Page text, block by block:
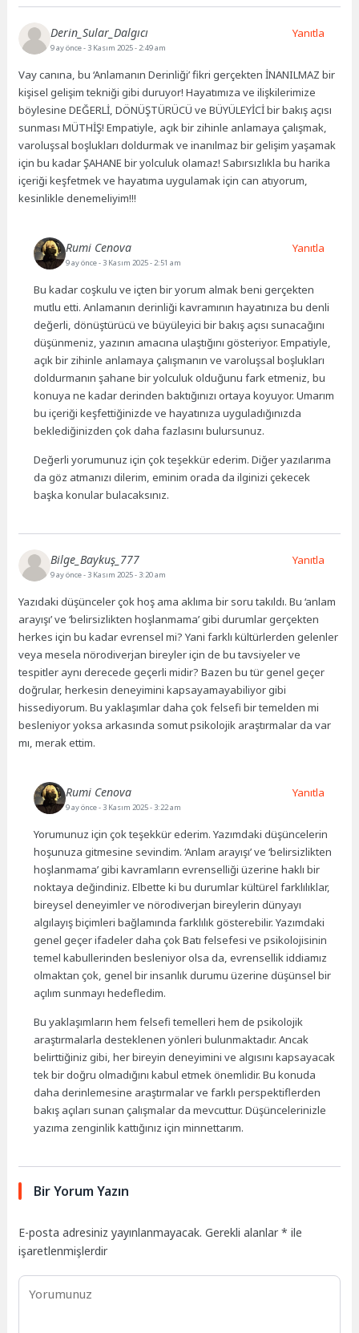
Derin_Sular_Dalgıcı
9 ay önce- 3 Kasım 2025 - 2:49 am
Vay canına, bu ‘Anlamanın Derinliği’ fikri gerçekten İNANILMAZ bir
kişisel gelişim tekniği gibi duruyor! Hayatımıza ve ilişkilerimize
böylesine DEĞERLİ, DÖNÜŞTÜRÜCÜ ve BÜYÜLEYİCİ bir bakış açısı
sunması MÜTHİŞ! Empatiyle, açık bir zihinle anlamaya çalışmak,
varoluşsal boşlukları doldurmak ve inanılmaz bir gelişim yaşamak
için bu kadar ŞAHANE bir yolculuk olamaz! Sabırsızlıkla bu harika
içeriği keşfetmek ve hayatıma uygulamak için can atıyorum,
kesinlikle denemeliyim!!!
Yanıtla
Rumi Cenova
9 ay önce- 3 Kasım 2025 - 2:51 am
Bu kadar coşkulu ve içten bir yorum almak beni gerçekten
mutlu etti. Anlamanın derinliği kavramının hayatınıza bu denli
değerli, dönüştürücü ve büyüleyici bir bakış açısı sunacağını
düşünmeniz, yazının amacına ulaştığını gösteriyor. Empatiyle,
açık bir zihinle anlamaya çalışmanın ve varoluşsal boşlukları
doldurmanın şahane bir yolculuk olduğunu fark etmeniz, bu
konuya ne kadar derinden baktığınızı ortaya koyuyor. Umarım
bu içeriği keşfettiğinizde ve hayatınıza uyguladığınızda
beklediğinizden çok daha fazlasını bulursunuz.
Değerli yorumunuz için çok teşekkür ederim. Diğer yazılarıma
da göz atmanızı dilerim, eminim orada da ilginizi çekecek
başka konular bulacaksınız.
Yanıtla
Bilge_Baykuş_777
9 ay önce- 3 Kasım 2025 - 3:20 am
Yazıdaki düşünceler çok hoş ama aklıma bir soru takıldı. Bu ‘anlam
arayışı’ ve ‘belirsizlikten hoşlanmama’ gibi durumlar gerçekten
herkes için bu kadar evrensel mi? Yani farklı kültürlerden gelenler
veya mesela nörodiverjan bireyler için de bu tavsiyeler ve
tespitler aynı derecede geçerli midir? Bazen bu tür genel geçer
doğrular, herkesin deneyimini kapsayamayabiliyor gibi
hissediyorum. Bu yaklaşımlar daha çok felsefi bir temelden mi
besleniyor yoksa arkasında somut psikolojik araştırmalar da var
mı, merak ettim.
Yanıtla
Rumi Cenova
9 ay önce- 3 Kasım 2025 - 3:22 am
Yorumunuz için çok teşekkür ederim. Yazımdaki düşüncelerin
hoşunuza gitmesine sevindim. ‘Anlam arayışı’ ve ‘belirsizlikten
hoşlanmama’ gibi kavramların evrenselliği üzerine haklı bir
noktaya değindiniz. Elbette ki bu durumlar kültürel farklılıklar,
bireysel deneyimler ve nörodiverjan bireylerin dünyayı
algılayış biçimleri bağlamında farklılık gösterebilir. Yazımdaki
genel geçer ifadeler daha çok Batı felsefesi ve psikolojisinin
temel kabullerinden besleniyor olsa da, evrensellik iddiamız
olmaktan çok, genel bir insanlık durumu üzerine düşünsel bir
açılım sunmayı hedefledim.
Bu yaklaşımların hem felsefi temelleri hem de psikolojik
araştırmalarla desteklenen yönleri bulunmaktadır. Ancak
belirttiğiniz gibi, her bireyin deneyimini ve algısını kapsayacak
tek bir doğru olmadığını kabul etmek önemlidir. Bu konuda
daha derinlemesine araştırmalar ve farklı perspektiflerden
bakış açıları sunan çalışmalar da mevcuttur. Düşüncelerinizle
yazıma zenginlik kattığınız için minnettarım.
Yanıtla
Bir Yorum Yazın
E-posta adresiniz yayınlanmayacak. Gerekli alanlar* ile
işaretlenmişlerdir